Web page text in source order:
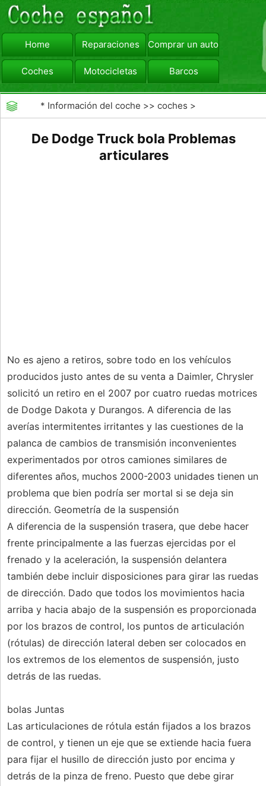
Home Reparaciones Comprar un automóvil
Coches Motocicletas Barcos
viajar Camiones
* Información del coche >>coches >
De Dodge Truck bola Problemas
articulares
No es ajeno a retiros, sobre todo en los vehículos
producidos justo antes de su venta a Daimler, Chrysler
solicitó un retiro en el 2007 por cuatro ruedas motrices
de Dodge Dakota y Durangos. A diferencia de las
averías intermitentes irritantes y las cuestiones de la
palanca de cambios de transmisión inconvenientes
experimentados por otros camiones similares de
diferentes años, muchos 2000-2003 unidades tienen un
problema que bien podría ser mortal si se deja sin
dirección. Geometría de la suspensión
A diferencia de la suspensión trasera, que debe hacer
frente principalmente a las fuerzas ejercidas por el
frenado y la aceleración, la suspensión delantera
también debe incluir disposiciones para girar las ruedas
de dirección. Dado que todos los movimientos hacia
arriba y hacia abajo de la suspensión es proporcionada
por los brazos de control, los puntos de articulación
(rótulas) de dirección lateral deben ser colocados en
los extremos de los elementos de suspensión, justo
detrás de las ruedas.
bolas Juntas
Las articulaciones de rótula están fijados a los brazos
de control, y tienen un eje que se extiende hacia fuera
para fijar el husillo de dirección justo por encima y
detrás de la pinza de freno. Puesto que debe girar